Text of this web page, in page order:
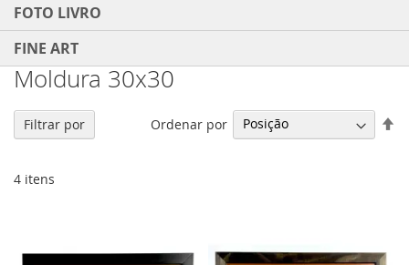
FOTO LIVRO
FINE ART
Moldura 30x30
4 itens
Ordenar por
Filtrar por